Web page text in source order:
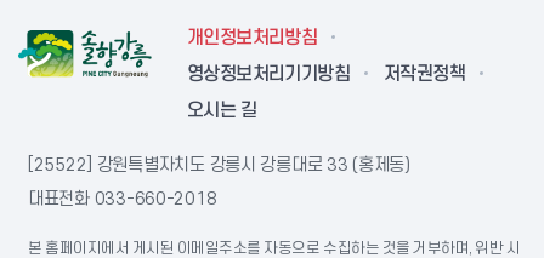
개인정보처리방침
영상정보처리기기방침
저작권정책
오시는 길
[25522] 강원특별자치도 강릉시 강릉대로 33 (홍제동)
대표전화 033-660-2018
본 홈페이지에서 게시된 이메일주소를 자동으로 수집하는 것을 거부하며, 위반 시